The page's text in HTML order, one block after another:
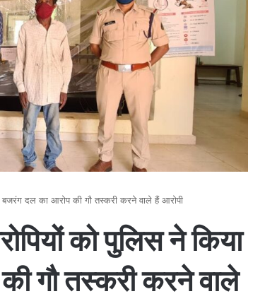
बजरंग दल का आरोप की गौ तस्करी करने वाले हैं आरोपी
को पुलिस ने किया
गौ तस्करी करने वाले